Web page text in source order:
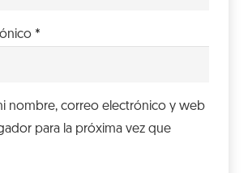
*
nombre, correo electrónico y web
para la próxima vez que